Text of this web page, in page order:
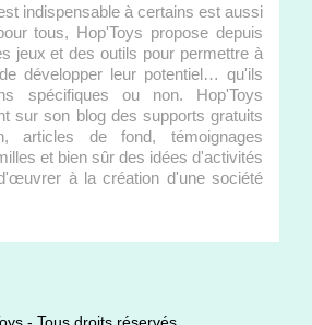
indispensable à certains est aussi
tous, Hop'Toys propose depuis
jeux et des outils pour permettre à
développer leur potentiel… qu'ils
spécifiques ou non. Hop'Toys
sur son blog des supports gratuits
articles de fond, témoignages
et bien sûr des idées d'activités
à la création d'une société
- Tous droits réservés